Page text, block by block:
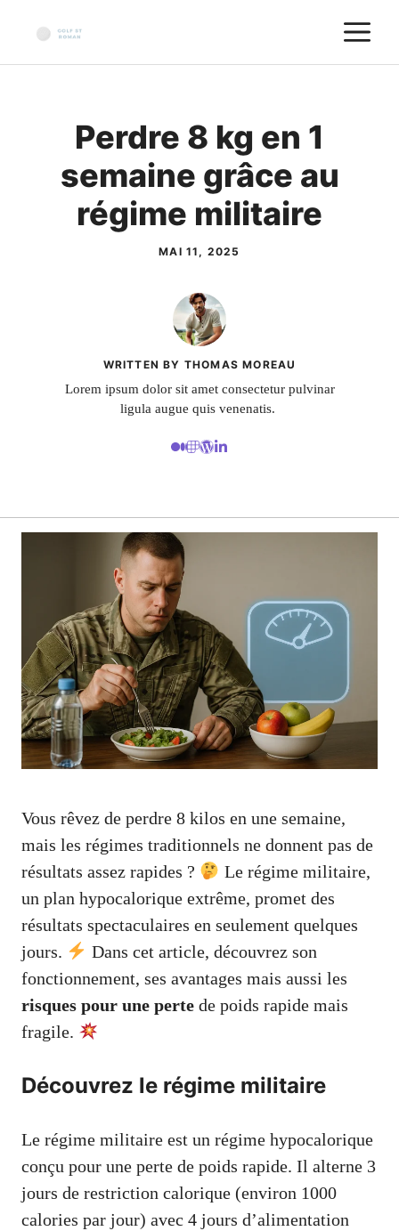
contenu
Perdre 8 kg en 1
semaine grâce au
régime militaire
MAI 11, 2025
WRITTEN BY THOMAS MOREAU
Lorem ipsum dolor sit amet consectetur pulvinar
ligula augue quis venenatis.
Vous rêvez de perdre 8 kilos en une semaine,
mais les régimes traditionnels ne donnent pas de
résultats assez rapides ?
Le régime militaire,
un plan hypocalorique extrême, promet des
résultats spectaculaires en seulement quelques
jours.
Dans cet article, découvrez son
fonctionnement, ses avantages mais aussi les
risques pour une perte de poids rapide mais
fragile.
Découvrez le régime militaire
Le régime militaire est un régime hypocalorique
conçu pour une perte de poids rapide. Il alterne 3
jours de restriction calorique (environ 1000
calories par jour) avec 4 jours d’alimentation